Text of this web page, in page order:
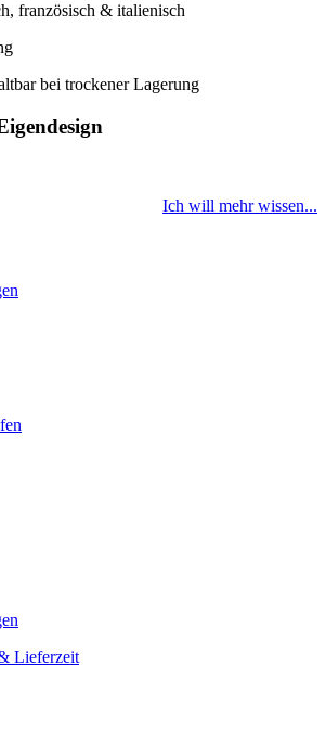
französisch & italienisch
bei trockener Lagerung
Ich will mehr wissen...
Lieferzeit